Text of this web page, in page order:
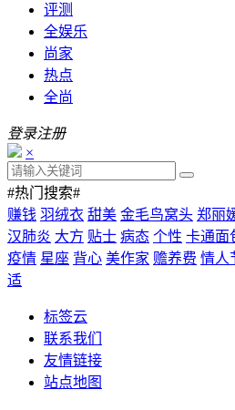
评测
全娱乐
尚家
热点
全尚
登录注册
×
#热门搜索#
赚钱 羽绒衣 甜美 金毛鸟窝头 郑丽
汉肺炎 大方 贴士 病态 个性 卡通面
疫情 星座 背心 美作家 赡养费 情人
适
标签云
联系我们
友情链接
站点地图